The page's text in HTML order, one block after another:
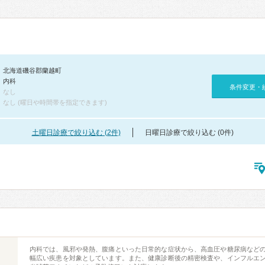
北海道磯谷郡蘭越町
内科
なし
なし (曜日や時間帯を指定できます)
条件変更・
土曜日診療で絞り込む (2件) 日曜日診療で絞り込む (0件)
内科では、風邪や発熱、腹痛といった日常的な症状から、高血圧や糖尿病など
幅広い疾患を対象としています。また、健康診断後の精密検査や、インフルエ